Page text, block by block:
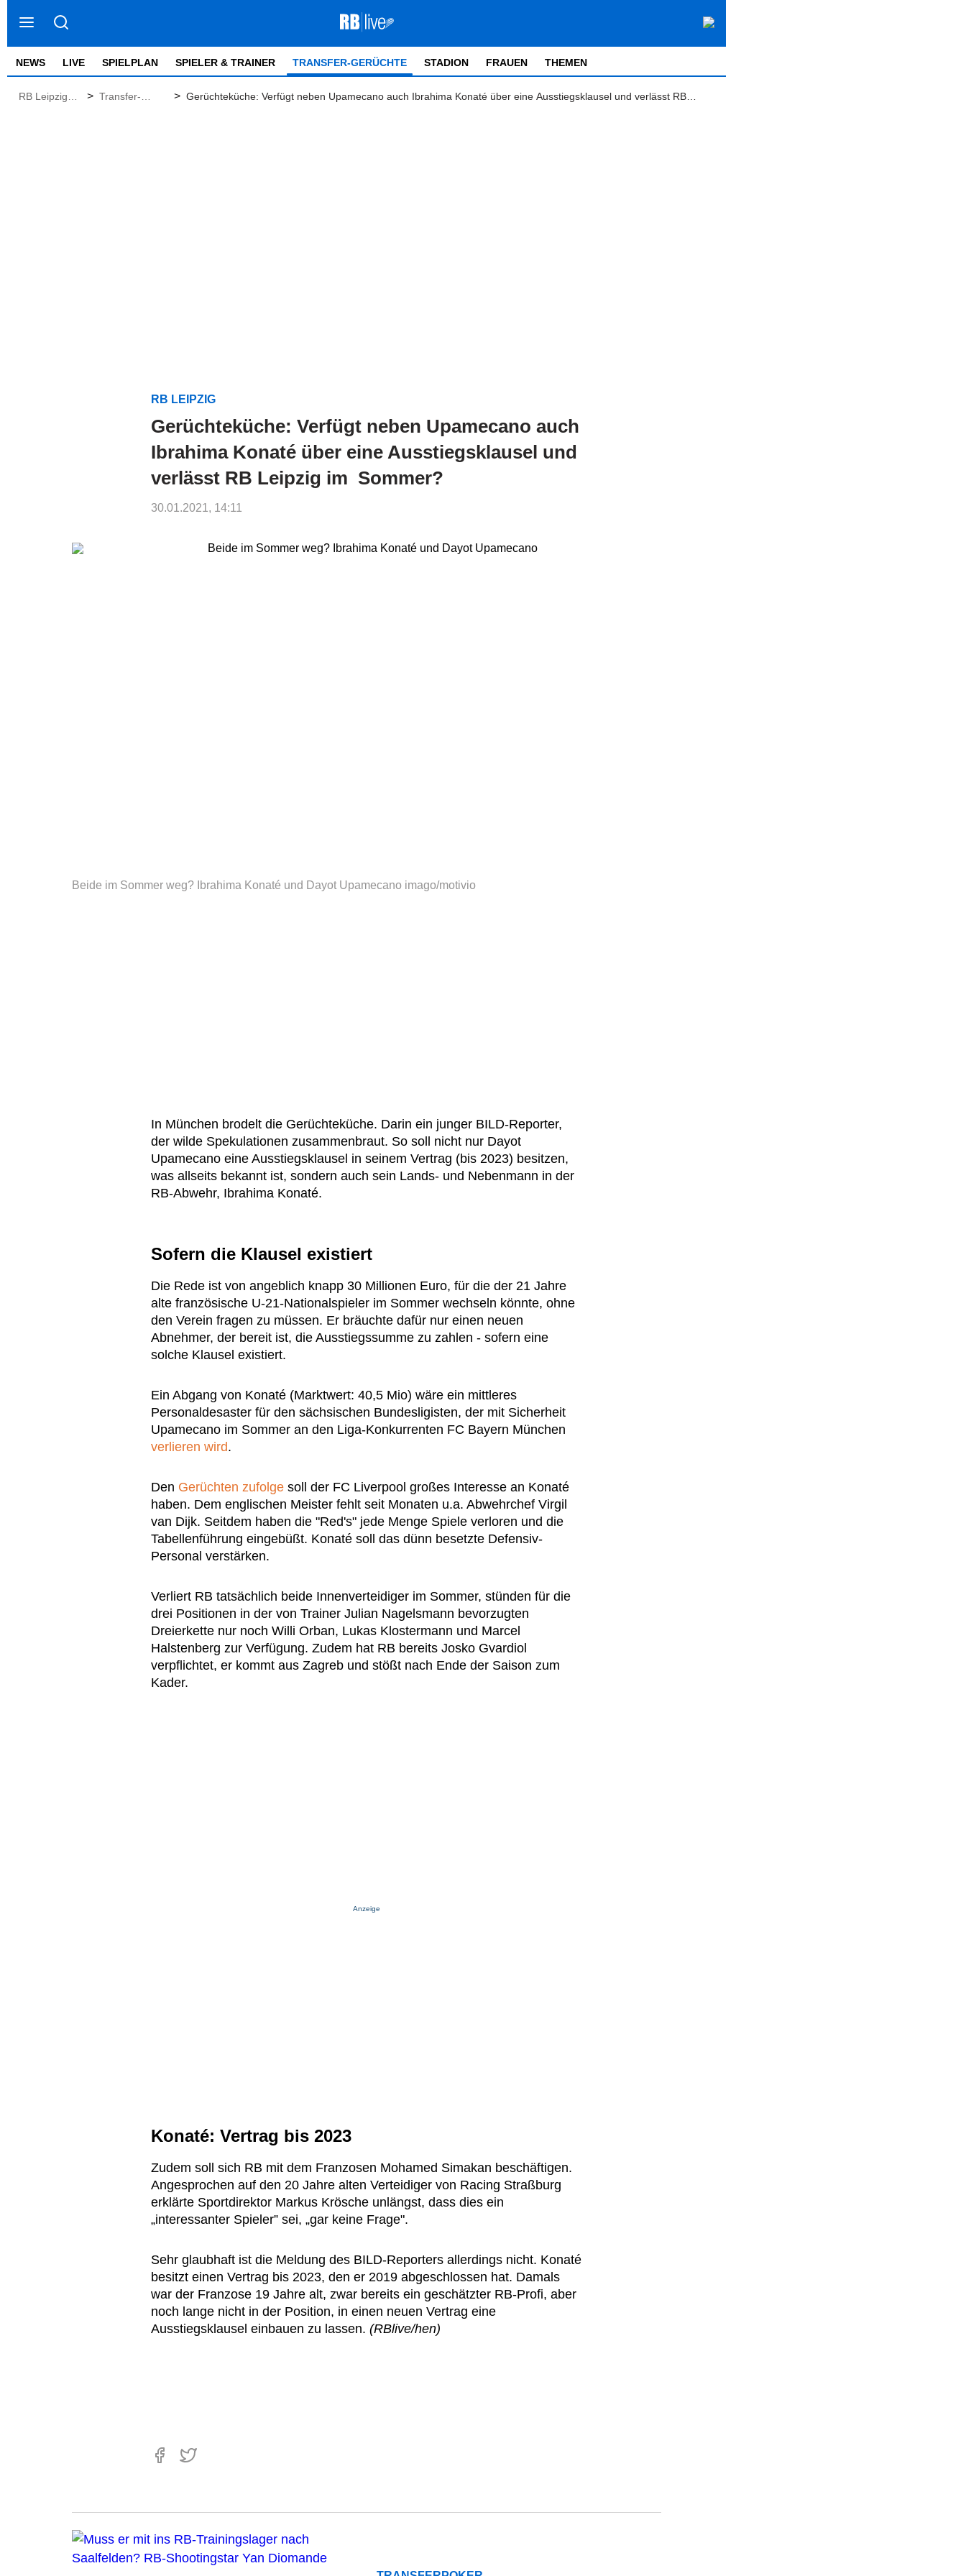
NEWS LIVE SPIELPLAN SPIELER & TRAINER TRANSFER-GERÜCHTE STADION FRAUEN THEMEN
RB Leipzig
> Transfer-
> Gerüchteküche: Verfügt neben Upamecano auch Ibrahima Konaté über eine Ausstiegsklausel und verlässt RB
RB LEIPZIG
Gerüchteküche: Verfügt neben Upamecano auch
Ibrahima Konaté über eine Ausstiegsklausel und
verlässt RB Leipzig im Sommer?
30.01.2021, 14:11
Beide im Sommer weg? Ibrahima Konaté und Dayot Upamecano imago/motivio
In München brodelt die Gerüchteküche. Darin ein junger BILD-Reporter,
der wilde Spekulationen zusammenbraut. So soll nicht nur Dayot
Upamecano eine Ausstiegsklausel in seinem Vertrag (bis 2023) besitzen,
was allseits bekannt ist, sondern auch sein Lands- und Nebenmann in der
RB-Abwehr, Ibrahima Konaté.
Sofern die Klausel existiert
Die Rede ist von angeblich knapp 30 Millionen Euro, für die der 21 Jahre
alte französische U-21-Nationalspieler im Sommer wechseln könnte, ohne
den Verein fragen zu müssen. Er bräuchte dafür nur einen neuen
Abnehmer, der bereit ist, die Ausstiegssumme zu zahlen - sofern eine
solche Klausel existiert.
Ein Abgang von Konaté (Marktwert: 40,5 Mio) wäre ein mittleres
Personaldesaster für den sächsischen Bundesligisten, der mit Sicherheit
Upamecano im Sommer an den Liga-Konkurrenten FC Bayern München
verlieren wird.
Den Gerüchten zufolge soll der FC Liverpool großes Interesse an Konaté
haben. Dem englischen Meister fehlt seit Monaten u.a. Abwehrchef Virgil
van Dijk. Seitdem haben die "Red's" jede Menge Spiele verloren und die
Tabellenführung eingebüßt. Konaté soll das dünn besetzte Defensiv-
Personal verstärken.
Verliert RB tatsächlich beide Innenverteidiger im Sommer, stünden für die
drei Positionen in der von Trainer Julian Nagelsmann bevorzugten
Dreierkette nur noch Willi Orban, Lukas Klostermann und Marcel
Halstenberg zur Verfügung. Zudem hat RB bereits Josko Gvardiol
verpflichtet, er kommt aus Zagreb und stößt nach Ende der Saison zum
Kader.
Anzeige
Konaté: Vertrag bis 2023
Zudem soll sich RB mit dem Franzosen Mohamed Simakan beschäftigen.
Angesprochen auf den 20 Jahre alten Verteidiger von Racing Straßburg
erklärte Sportdirektor Markus Krösche unlängst, dass dies ein
„interessanter Spieler” sei, „gar keine Frage".
Sehr glaubhaft ist die Meldung des BILD-Reporters allerdings nicht. Konaté
besitzt einen Vertrag bis 2023, den er 2019 abgeschlossen hat. Damals
war der Franzose 19 Jahre alt, zwar bereits ein geschätzter RB-Profi, aber
noch lange nicht in der Position, in einen neuen Vertrag eine
Ausstiegsklausel einbauen zu lassen. (RBlive/hen)